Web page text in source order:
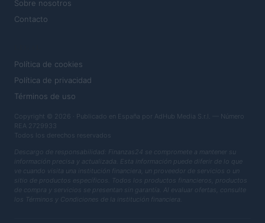
Sobre nosotros
Contacto
Política de cookies
Política de privacidad
Términos de uso
Copyright © 2026 · Publicado en España por AdHub Media S.r.l. — Número
REA 2729933
Todos los derechos reservados
Descargo de responsabilidad: Finanzas24 se compromete a mantener su
información precisa y actualizada. Esta información puede diferir de lo que
ve cuando visita una institución financiera, un proveedor de servicios o un
sitio de productos específicos. Todos los productos financieros, productos
de compra y servicios se presentan sin garantía. Al evaluar ofertas, consulte
los Términos y Condiciones de la institución financiera.